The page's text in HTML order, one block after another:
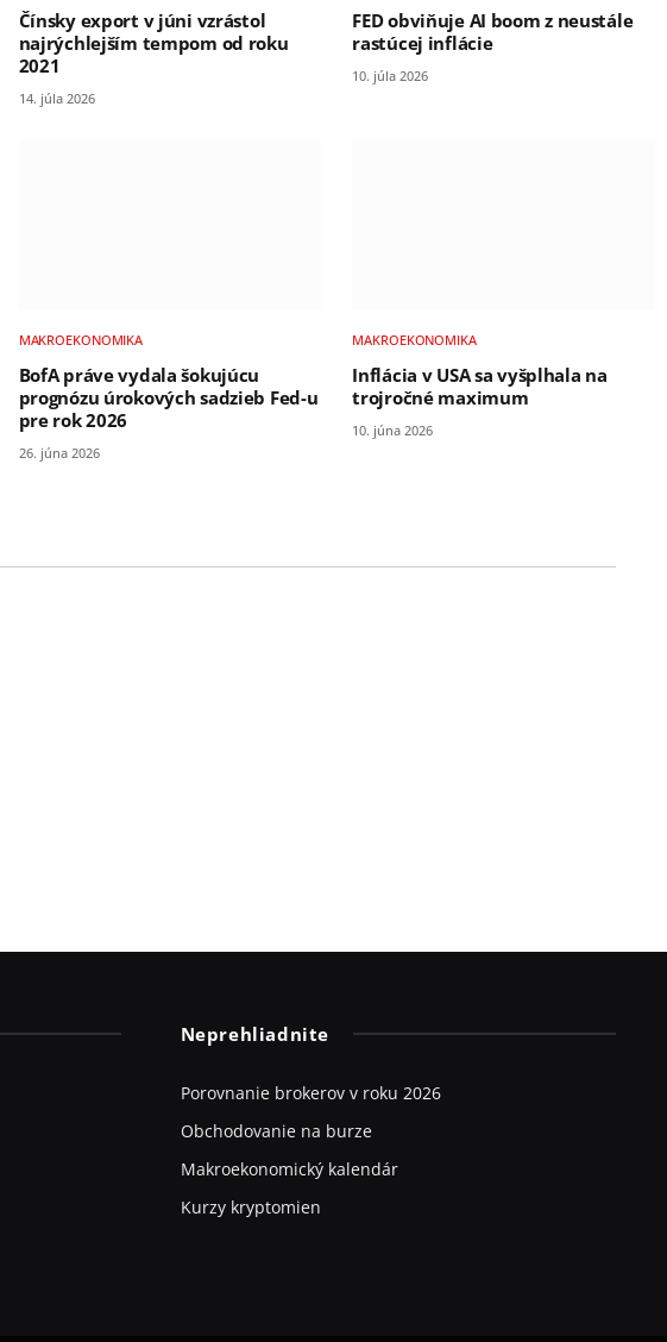
Čínsky export v júni vzrástol
najrýchlejším tempom od roku
2021
14. júla 2026
FED obviňuje AI boom z neustále
rastúcej inflácie
10. júla 2026
MAKROEKONOMIKA
BofA práve vydala šokujúcu
prognózu úrokových sadzieb Fed-u
pre rok 2026
26. júna 2026
MAKROEKONOMIKA
Inflácia v USA sa vyšplhala na
trojročné maximum
10. júna 2026
Neprehliadnite
Porovnanie brokerov v roku 2026
Obchodovanie na burze
Makroekonomický kalendár
Kurzy kryptomien